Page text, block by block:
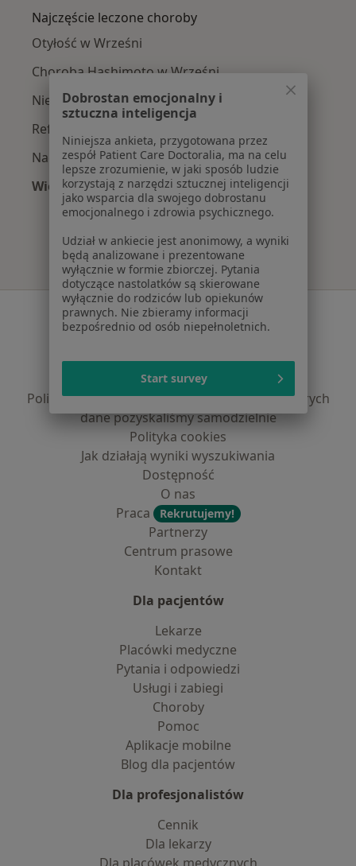
Najczęście leczone choroby
Otyłość w Wrześni
Choroba Hashimoto w Wrześni
Niedoczynność tarczycy w Wrześni
Refluks żołądkowo-przełykowy w Wrześni
Nadwaga w Wrześni
Więcej (15)
Więcej w kategorii: Najczęście leczone
Serwis
Polityka prywatności pacjentów
Polityka prywatności profesjonalistów
Polityka prywatności dla profesjonalistów, których
dane pozyskaliśmy samodzielnie
Polityka cookies
Jak działają wyniki wyszukiwania
Dostępność
O nas
Praca
Rekrutujemy!
Partnerzy
Centrum prasowe
Kontakt
Dla pacjentów
Lekarze
Placówki medyczne
Pytania i odpowiedzi
Usługi i zabiegi
Choroby
Pomoc
Aplikacje mobilne
Blog dla pacjentów
Dla profesjonalistów
Cennik
Dla lekarzy
Dobrostan emocjonalny i
sztuczna inteligencja
Niniejsza ankieta, przygotowana przez
zespół Patient Care Doctoralia, ma na celu
lepsze zrozumienie, w jaki sposób ludzie
korzystają z narzędzi sztucznej inteligencji
jako wsparcia dla swojego dobrostanu
emocjonalnego i zdrowia psychicznego.
Udział w ankiecie jest anonimowy, a wyniki
będą analizowane i prezentowane
wyłącznie w formie zbiorczej. Pytania
dotyczące nastolatków są skierowane
wyłącznie do rodziców lub opiekunów
prawnych. Nie zbieramy informacji
bezpośrednio od osób niepełnoletnich.
Start survey